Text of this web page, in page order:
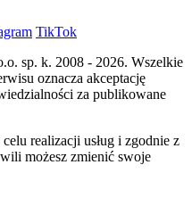
TikTok
sp. k. 2008 - 2026. Wszelkie
oznacza akceptację
za publikowane
realizacji usług i zgodnie z
możesz zmienić swoje